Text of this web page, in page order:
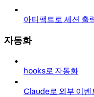
아티팩트로 세션 출
자동화
hooks로 자동화
Claude로 외부 이벤